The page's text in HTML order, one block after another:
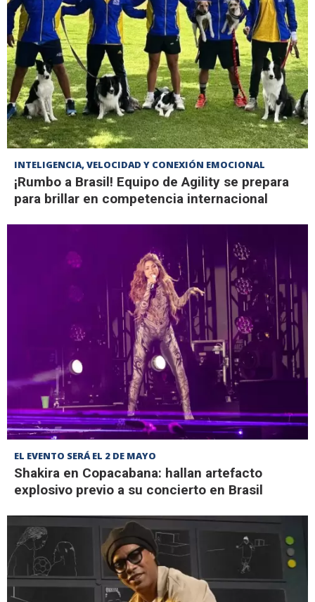
INTELIGENCIA, VELOCIDAD Y CONEXIÓN EMOCIONAL
¡Rumbo a Brasil! Equipo de Agility se prepara
para brillar en competencia internacional
EL EVENTO SERÁ EL 2 DE MAYO
Shakira en Copacabana: hallan artefacto
explosivo previo a su concierto en Brasil